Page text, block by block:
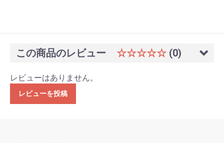
この商品のレビュー ☆☆☆☆☆ (0)
レビューはありません。
レビューを投稿